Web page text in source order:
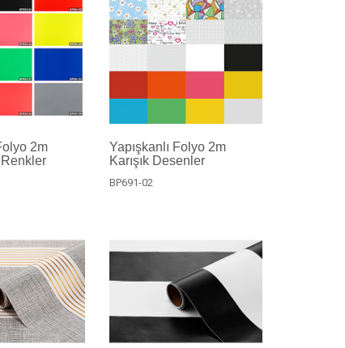
2m
Renkler
Yapışkanlı Folyo 2m
Karışık Desenler
BP691-02